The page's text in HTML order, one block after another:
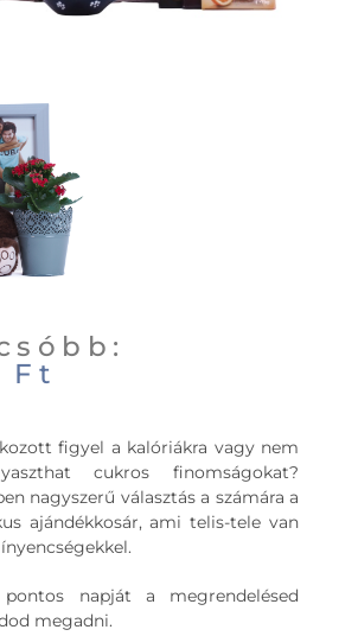
Ft
figyel a kalóriákra vagy nem
cukros finomságokat?
nagyszerű választás a számára a
ajándékkosár, ami telis-tele van
napját a megrendelésed
megadni.